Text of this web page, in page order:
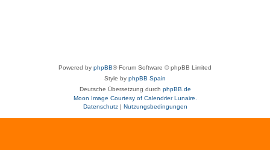
Powered by phpBB® Forum Software © phpBB Limited
Style by phpBB Spain
Deutsche Übersetzung durch phpBB.de
Moon Image Courtesy of Calendrier Lunaire.
Datenschutz| Nutzungsbedingungen